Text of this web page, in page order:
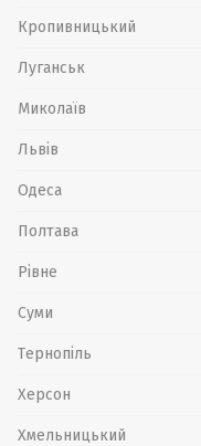
Кропивницький
Луганськ
Миколаїв
Львів
Одеса
Полтава
Рівне
Суми
Тернопіль
Херсон
Хмельницький